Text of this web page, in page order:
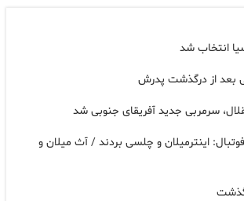
انتخاب شد
بعد از درگذشت پدرش
سرمربی جدید آفریقای جنوبی شد
اینترمیلان و چلسی بردند / آث میلان و